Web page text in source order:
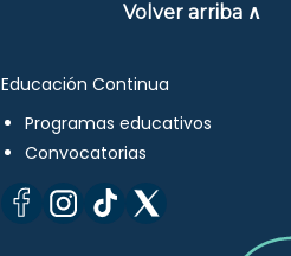
Volver arriba ∧
Educación Continua
Programas educativos
Convocatorias